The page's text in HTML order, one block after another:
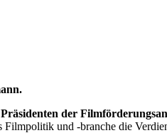
Präsidenten der
und -branche die